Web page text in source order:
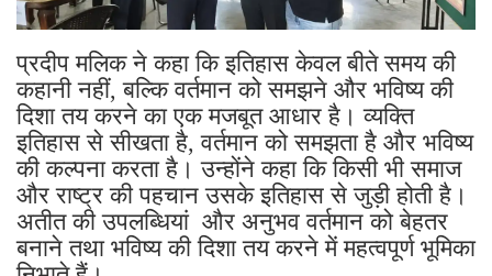
प्रदीप मलिक ने कहा कि इतिहास केवल बीते समय की
कहानी नहीं, बल्कि वर्तमान को समझने और भविष्य की
दिशा तय करने का एक मजबूत आधार है। व्यक्ति
इतिहास से सीखता है, वर्तमान को समझता है और भविष्य
की कल्पना करता है। उन्होंने कहा कि किसी भी समाज
और राष्ट्र की पहचान उसके इतिहास से जुड़ी होती है।
अतीत की उपलब्धियां और अनुभव वर्तमान को बेहतर
बनाने तथा भविष्य की दिशा तय करने में महत्वपूर्ण भूमिका